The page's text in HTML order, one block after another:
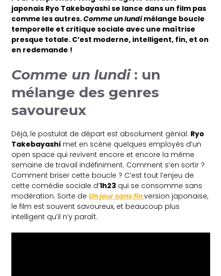
japonais Ryo Takebayashi se lance dans un film pas
comme les autres.Comme un lundimélange boucle
temporelle et critique sociale avec une maîtrise
presque totale. C’est moderne, intelligent, fin, et on
en redemande !
Comme un lundi : un
mélange des genres
savoureux
Déjà, le postulat de départ est absolument génial. Ryo
Takebayashi met en scène quelques employés d’un
open space qui revivent encore et encore la même
semaine de travail indéfiniment. Comment s’en sortir ?
Comment briser cette boucle ? C’est tout l’enjeu de
cette comédie sociale d’1h23 qui se consomme sans
modération. Sorte deUn jour sans finversion japonaise,
le film est souvent savoureux, et beaucoup plus
intelligent qu’il n’y paraît.